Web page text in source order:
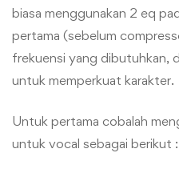
biasa menggunakan 2 eq
pertama (sebelum
frekuensi yang dibutuhkan,
untuk memperkuat karakter.
Untuk pertama cobalah
untuk vocal sebagai berikut :